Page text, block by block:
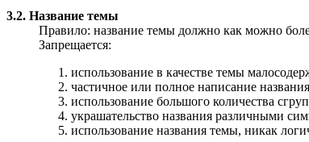
3.2. Название темы
Правило: название темы должно как можно
Запрещается:
использование в качестве темы
частичное или полное написание
использование большого количества
украшательство названия различными
использование названия темы, никак